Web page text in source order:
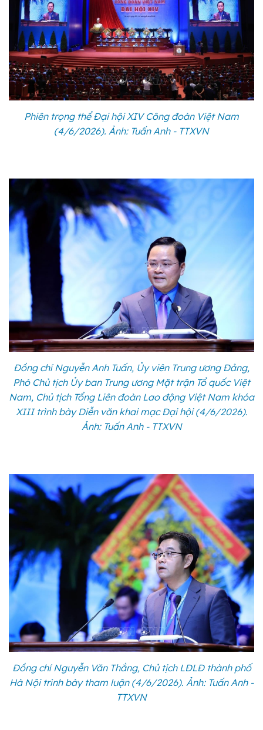
Phiên trọng thể Đại hội XIV Công đoàn Việt Nam
(4/6/2026). Ảnh: Tuấn Anh - TTXVN
Đồng chí Nguyễn Anh Tuấn, Ủy viên Trung ương Đảng,
Phó Chủ tịch Ủy ban Trung ương Mặt trận Tổ quốc Việt
Nam, Chủ tịch Tổng Liên đoàn Lao động Việt Nam khóa
XIII trình bày Diễn văn khai mạc Đại hội (4/6/2026).
Ảnh: Tuấn Anh - TTXVN
Đồng chí Nguyễn Văn Thắng, Chủ tịch LĐLĐ thành phố
Hà Nội trình bày tham luận (4/6/2026). Ảnh: Tuấn Anh -
TTXVN